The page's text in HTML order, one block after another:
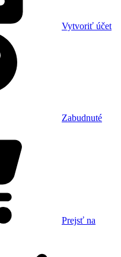
Vytvoriť účet
Zabudnuté
Prejsť na